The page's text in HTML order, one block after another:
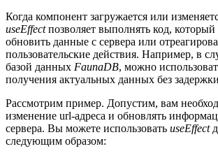
Когда компонент загружается или
useEffectпозволяет выполнять код,
обновить данные с сервера или
пользовательские действия. Например, в
базой данных FaunaDB, можно
получения актуальных данных без
Рассмотрим пример. Допустим, вам
изменение url-адреса и обновлять
сервера. Вы можете использовать useEffect
следующим образом: